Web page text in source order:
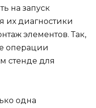
на запуск
их диагностики
элементов. Так,
операции
стенде для
одна